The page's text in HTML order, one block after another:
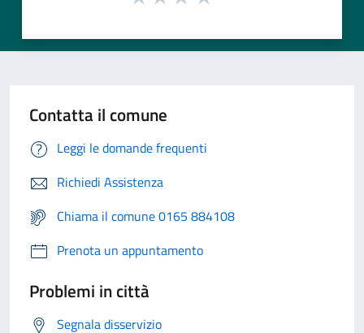
Contatta il comune
Leggi le domande frequenti
Richiedi Assistenza
Chiama il comune 0165 884108
Prenota un appuntamento
Problemi in città
Segnala disservizio